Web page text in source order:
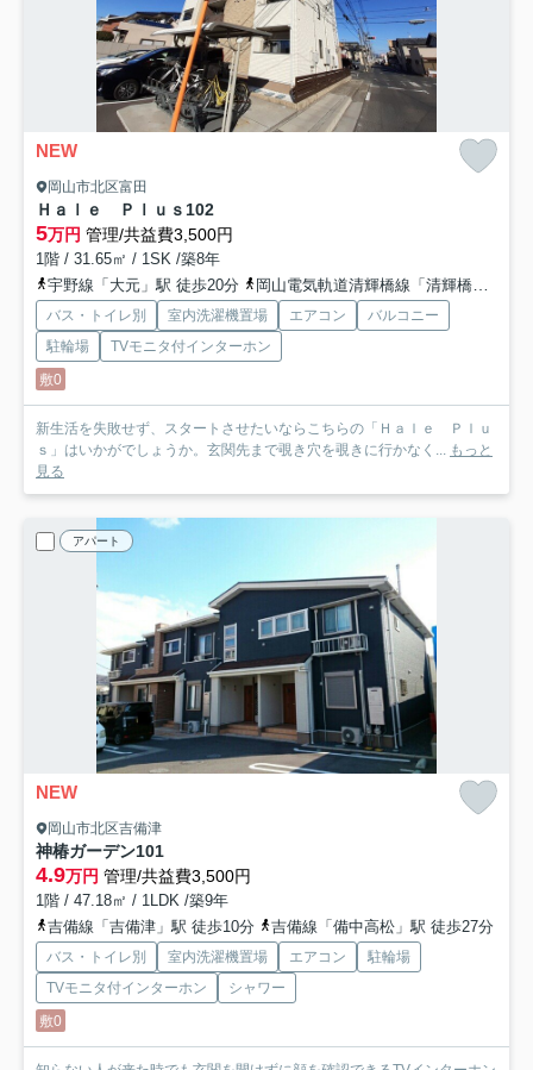
NEW
岡山市北区富田
Ｈａｌｅ Ｐｌｕｓ 102
5万円 管理/共益費3,500円
1階 / 31.65㎡ / 1SK /築8年
宇野線「大元」駅 徒歩20分
岡山電気軌道清輝橋線「清輝橋」駅 徒歩23分
バス・トイレ別 室内洗濯機置場 エアコン
バルコニー
駐輪場
TVモニタ付インターホン
敷0
新生活を失敗せず、スタートさせたいならこちらの「Ｈａｌｅ Ｐｌｕ
ｓ」はいかがでしょうか。玄関先まで覗き穴を覗きに行かなく... もっと
見る
アパート
NEW
岡山市北区吉備津
神椿ガーデン101
4.9万円 管理/共益費3,500円
1階 / 47.18㎡ / 1LDK /築9年
吉備線「吉備津」駅 徒歩10分
吉備線「備中高松」駅 徒歩27分
バス・トイレ別 室内洗濯機置場 エアコン
駐輪場
TVモニタ付インターホン
シャワー
敷0